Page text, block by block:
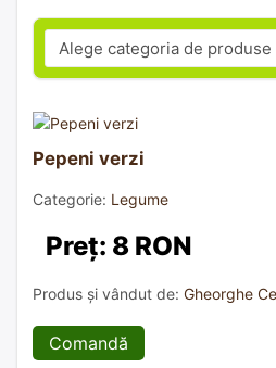
Pepeni verzi
Categorie: Legume
Preț: 8 RON
Produs și vândut de: Gheorghe
Comandă